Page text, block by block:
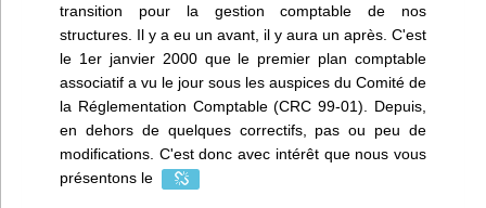
transition pour la gestion comptable de nos
structures. Il y a eu un avant, il y aura un après. C'est
le 1er janvier 2000 que le premier plan comptable
associatif a vu le jour sous les auspices du Comité de
la Réglementation Comptable (CRC 99-01). Depuis,
en dehors de quelques correctifs, pas ou peu de
modifications. C'est donc avec intérêt que nous vous
présentons le